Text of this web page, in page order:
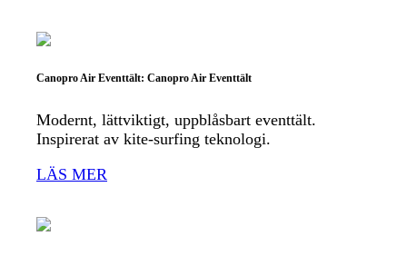
Canopro Air Eventtält: Canopro Air Eventtält
Modernt, lättviktigt, uppblåsbart eventtält.
Inspirerat av kite-surfing teknologi.
LÄS MER